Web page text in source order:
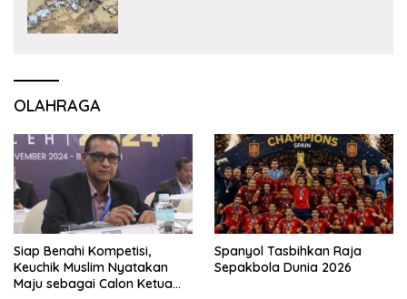
OLAHRAGA
Siap Benahi Kompetisi,
Keuchik Muslim Nyatakan
Maju sebagai Calon Ketua
Spanyol Tasbihkan Raja
Sepakbola Dunia 2026